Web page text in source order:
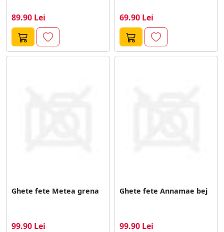
89.90 Lei 69.90 Lei
Ghete fete Metea grena
99.90 Lei
Ghete fete Annamae bej
99.90 Lei